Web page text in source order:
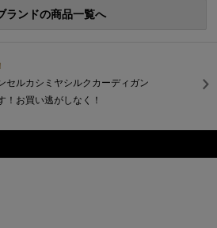
ランドの商品一覧へ
セルカシミヤシルクカーディガン
！お買い逃がしなく！